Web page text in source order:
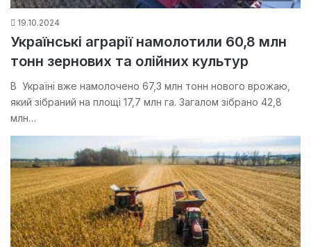
19.10.2024
Українські аграрії намолотили 60,8 млн
тонн зернових та олійних культур
В Україні вже намолочено 67,3 млн тонн нового врожаю,
який зібраний на площі 17,7 млн га. Загалом зібрано 42,8
млн…